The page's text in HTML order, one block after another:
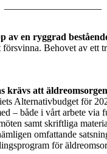
av en ryggrad
försvinna. Behovet av ett
att
Alternativbudget för
– både i vårt arbete via
samt skriftliga
omfattande
för